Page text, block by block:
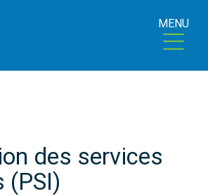
MENU
des services
(PSI)